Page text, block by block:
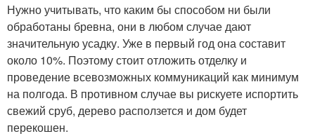
Нужно учитывать, что каким бы способом ни были
обработаны бревна, они в любом случае дают
значительную усадку. Уже в первый год она составит
около 10%. Поэтому стоит отложить отделку и
проведение всевозможных коммуникаций как минимум
на полгода. В противном случае вы рискуете испортить
свежий сруб, дерево расползется и дом будет
перекошен.